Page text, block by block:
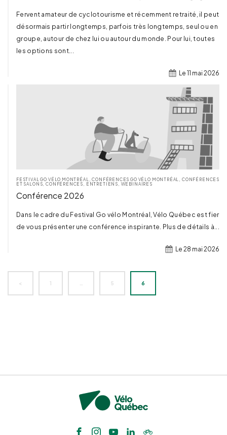
Fervent amateur de cyclotourisme et récemment retraité, il peut
désormais partir longtemps, parfois très longtemps, seul ou en
groupe, autour de chez lui ou autour du monde. Pour lui, toutes
les options sont...
Le 11 mai 2026
FESTIVAL GO VÉLO MONTRÉAL ,CONFÉRENCES GO VÉLO MONTRÉAL
CONFÉRENCES
ET SALONS ,CONFÉRENCES, ENTRETIENS, WEBINAIRES
Conférence 2026
Dans le cadre du Festival Go vélo Montréal, Vélo Québec est fier
de vous présenter une conférence inspirante. Plus de détails à...
Le 28 mai 2026
< 1 5 6